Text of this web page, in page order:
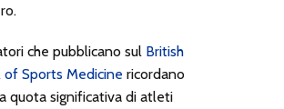
che pubblicano sul British
of Sports Medicine ricordano
quota significativa di atleti